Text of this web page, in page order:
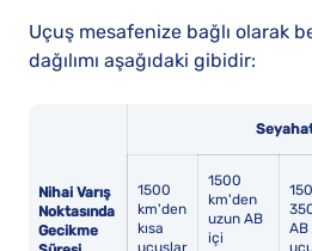
Uçuş mesafenize bağlı olarak
dağılımı aşağıdaki gibidir:
Nihai Varış
Noktasında
Gecikme
1500
km'den
kısa
uçuşlar
1500
km'den
uzun AB
içi